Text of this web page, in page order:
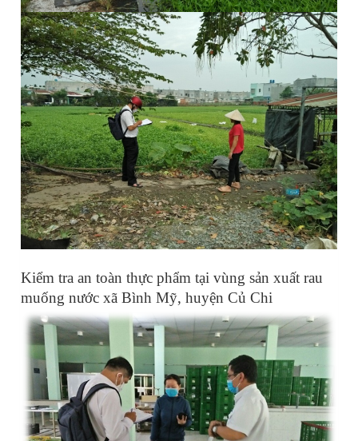
Kiểm tra an toàn thực phẩm tại vùng sản xuất rau
muống nước xã Bình Mỹ, huyện Củ Chi